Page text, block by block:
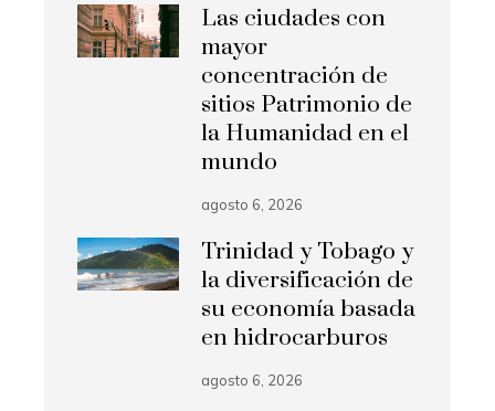
Las ciudades con
mayor
concentración de
sitios Patrimonio de
la Humanidad en el
mundo
agosto 6, 2026
Trinidad y Tobago y
la diversificación de
su economía basada
en hidrocarburos
agosto 6, 2026